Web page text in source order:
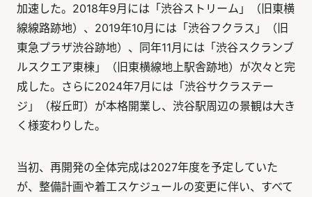
加速した。2018年9月には「渋谷ストリーム」（旧東横
線線路跡地）、2019年10月には「渋谷フクラス」（旧
東急プラザ渋谷跡地）、同年11月には「渋谷スクランブ
ルスクエア東棟」（旧東横線地上駅舎跡地）が次々と完
成した。さらに2024年7月には「渋谷サクラステー
ジ」（桜丘町）が本格開業し、渋谷駅周辺の景観は大き
く様変わりした。
当初、再開発の全体完成は2027年度を予定していた
が、整備計画や着工スケジュールの変更に伴い、すべて